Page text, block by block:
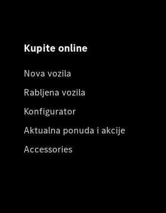
Kupite online
Nova vozila
Rabljena vozila
Konfigurator
Aktualna ponuda i akcije
Accessories